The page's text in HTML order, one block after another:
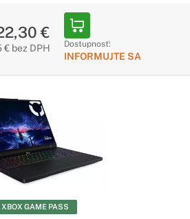
€
€ bez DPH Dostupnosť:
INFORMUJTE SA
XBOX GAME PASS